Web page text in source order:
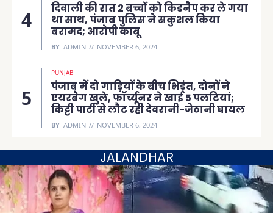
दिवाली की रात 2 बच्चों को किडनैप कर ले गया
था साथ, पंजाब पुलिस ने सकुशल किया
बरामद; आरोपी काबू
BY ADMIN NOVEMBER 6, 2024
PUNJAB
पंजाब में दो गाड़ियों के बीच भिड़ंत, दोनों ने
एयरबैग खुले, फॉर्च्यूनर ने खाई 5 पलटियां;
किट्टी पार्टी से लौट रही देवरानी-जेठानी घायल
BY ADMIN NOVEMBER 6, 2024
JALANDHAR